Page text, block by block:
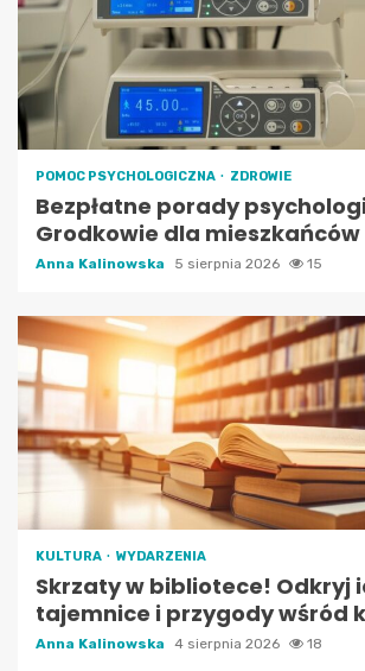
POMOC PSYCHOLOGICZNA ZDROWIE
Bezpłatne porady
Grodkowie dla mieszkańców
Anna Kalinowska 5 sierpnia 2026 15
KULTURA WYDARZENIA
Skrzaty w bibliotece! Odkryj
tajemnice i przygody wśród
Anna Kalinowska 4 sierpnia 2026 18